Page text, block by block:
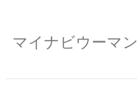
マイナビウーマン